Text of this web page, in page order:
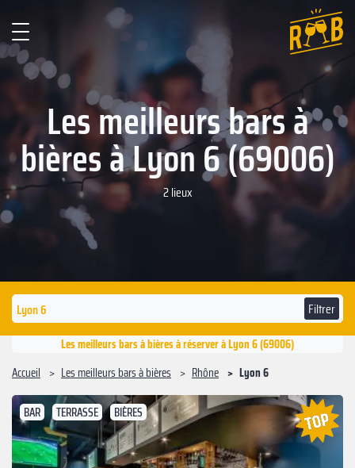
Les meilleurs bars à
bières à Lyon 6 (69006)
2 lieux
Filtrer
Les meilleurs bars à bières à réserver à Lyon 6 (69006)
Accueil
Les meilleurs bars à bières Rhône Lyon 6
BAR TERRASSE BIÈRES